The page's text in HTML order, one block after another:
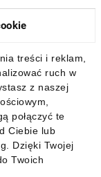
treści i reklam,
ruch w
z naszej
połączyć te
Ciebie lub
Dzięki Twojej
Twoich